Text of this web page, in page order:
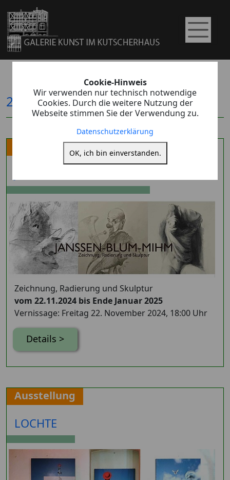
2026 2025 2024 Archiv
Ausstellung
Zeichnung, Radierung und Skulptur
vom 22.11.2024 bis Ende Januar 2025
Vernissage: Freitag 22. November 2024, 18:00 Uhr
Details >
Ausstellung
LOCHTE
Cookie-Hinweis
Wir verwenden nur technisch notwendige
Cookies. Durch die weitere Nutzung der
Webseite stimmen Sie der Verwendung zu.
Datenschutzerklärung
OK, ich bin einverstanden.